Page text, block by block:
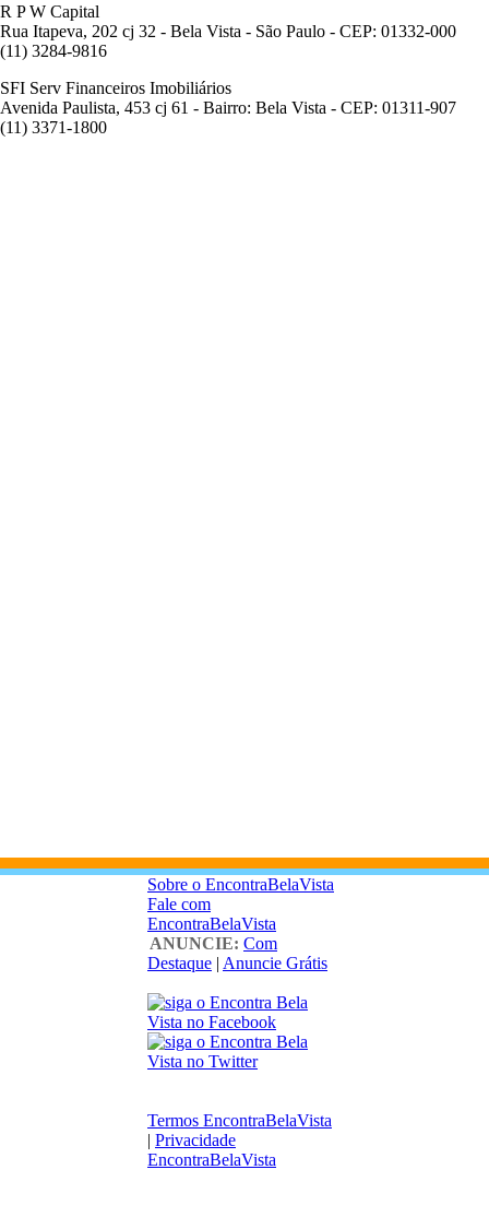
R P W Capital
Rua Itapeva, 202 cj 32 - Bela Vista - São Paulo - CEP: 01332-000
(11) 3284-9816
SFI Serv Financeiros Imobiliários
Avenida Paulista, 453 cj 61 - Bairro: Bela Vista - CEP: 01311-907
(11) 3371-1800
Sobre o EncontraBelaVista
Fale com
EncontraBelaVista
ANUNCIE: Com
Destaque | Anuncie Grátis
Termos EncontraBelaVista
| Privacidade
EncontraBelaVista